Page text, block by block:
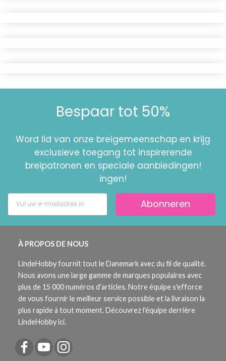
Bespaar tot 50%
Word lid van onze breigemeenschap en krijg
exclusieve toegang tot inspirerende
breipatronen en speciale aanbiedingen!
ingen!
Abonneren
À PROPOS DE NOUS
LindeHobby fournit tout le Danemark avec du fil de qualité.
Nous avons une large gamme de marques populaires avec
plus de 15 000 numéros d'articles. Notre équipe s'efforce
de vous fournir le meilleur service possible et la livraison la
plus rapide à tout moment. Découvrez l'équipe derrière
LindeHobby ici.